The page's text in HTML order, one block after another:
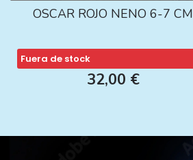
OSCAR ROJO NENO 6-7 CM
Fuera de stock
32,00 €